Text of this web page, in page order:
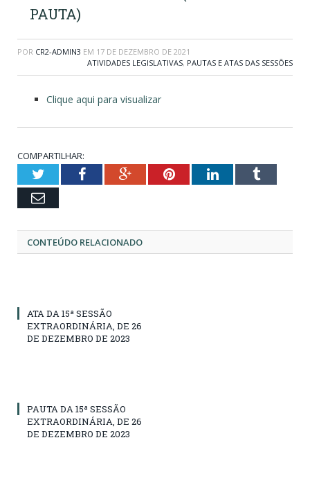
PAUTA)
POR CR2-ADMIN3 EM 17 DE DEZEMBRO DE 2021
ATIVIDADES LEGISLATIVAS, PAUTAS E ATAS DAS SESSÕES
Clique aqui para visualizar
COMPARTILHAR:
TwitterFacebookGoogle+PinterestLinkedInTumblr
Email
CONTEÚDO RELACIONADO
ATA DA 15ª SESSÃO
EXTRAORDINÁRIA, DE 26
DE DEZEMBRO DE 2023
PAUTA DA 15ª SESSÃO
EXTRAORDINÁRIA, DE 26
DE DEZEMBRO DE 2023